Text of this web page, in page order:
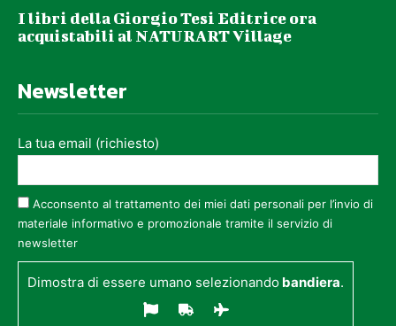
I libri della Giorgio Tesi Editrice ora
acquistabili al NATURART Village
Newsletter
La tua email (richiesto)
Acconsento al trattamento dei miei dati personali per l’invio di
materiale informativo e promozionale tramite il servizio di
newsletter
Dimostra di essere umano selezionando bandiera.